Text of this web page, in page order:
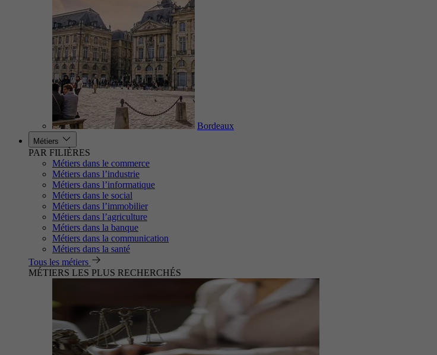
Bordeaux
Métiers
PAR FILIÈRES
Métiers dans le commerce
Métiers dans l’industrie
Métiers dans l’informatique
Métiers dans le social
Métiers dans l’immobilier
Métiers dans l’agriculture
Métiers dans la banque
Métiers dans la communication
Métiers dans la santé
Tous les métiers
MÉTIERS LES PLUS RECHERCHÉS